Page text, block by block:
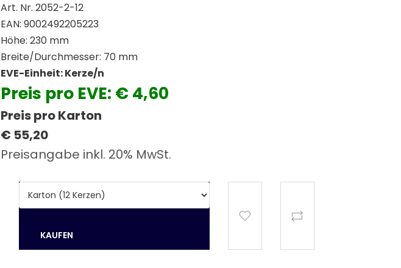
Art. Nr. 2052-2-12
EAN: 9002492205223
Höhe: 230 mm
Breite/Durchmesser: 70 mm
EVE-Einheit: Kerze/n
Preis pro EVE: € 4,60
Preis pro Karton
€ 55,20
Preisangabe inkl. 20% MwSt.